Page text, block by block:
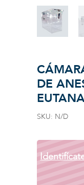
DE
SKU: N/D